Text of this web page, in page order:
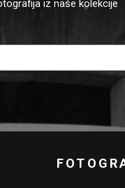
iz naše kolekcije